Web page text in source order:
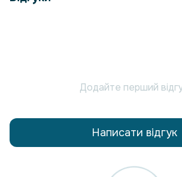
Додайте перший
Написати відгук